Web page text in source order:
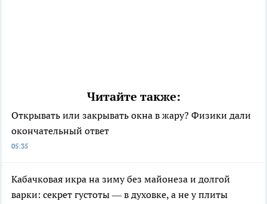
Читайте также:
Открывать или закрывать окна в жару? Физики дали
окончательный ответ
05:35
Кабачковая икра на зиму без майонеза и долгой
варки: секрет густоты — в духовке, а не у плиты